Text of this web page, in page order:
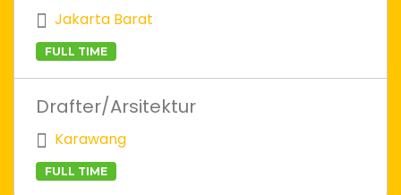
Jakarta Barat
FULL TIME
Drafter/Arsitektur
Karawang
FULL TIME